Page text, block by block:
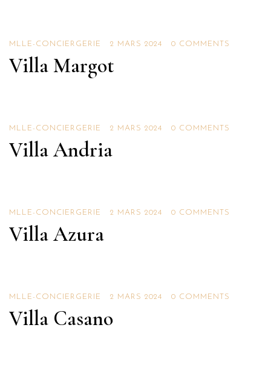
Villas
MLLE-CONCIERGERIE 2 MARS 2024 0 COMMENTS
Villa Margot
Villas
MLLE-CONCIERGERIE 2 MARS 2024 0 COMMENTS
Villa Andria
Villas
MLLE-CONCIERGERIE 2 MARS 2024 0 COMMENTS
Villa Azura
Villas
MLLE-CONCIERGERIE 2 MARS 2024 0 COMMENTS
Villa Casano